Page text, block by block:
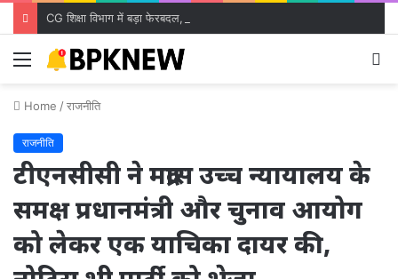
Menu
Home /राजनीति
राजनीति
टीएनसीसी ने मद्रास उच्च न्यायालय के
समक्ष प्रधानमंत्री और चुनाव आयोग
को लेकर एक याचिका दायर की,